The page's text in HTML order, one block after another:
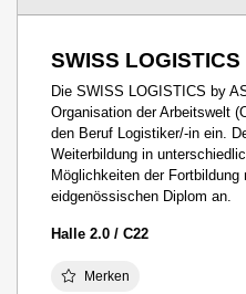
SWISS
Die SWISS LOGISTICS by
Organisation der Arbeitswelt
den Beruf Logistiker/-in ein.
Weiterbildung in
Möglichkeiten der
eidgenössischen Diplom an.
Halle 2.0 / C22
Merken